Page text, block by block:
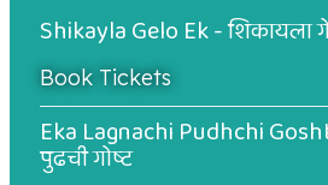
Shikayla Gelo Ek - शिकायला
Book Tickets
Eka Lagnachi Pudhchi
पुढची गोष्ट